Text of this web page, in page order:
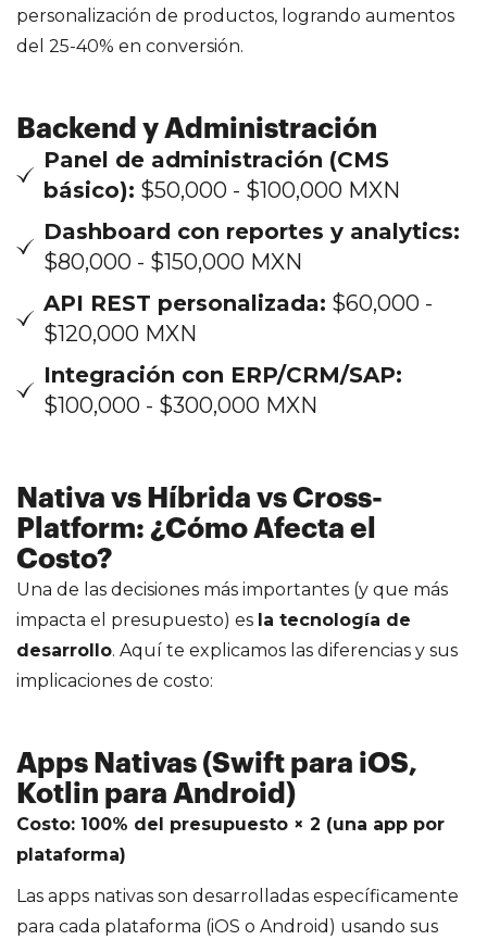
personalización de productos, logrando aumentos
del 25-40% en conversión.
Backend y Administración
Panel de administración (CMS
básico): $50,000 - $100,000 MXN
Dashboard con reportes y analytics:
$80,000 - $150,000 MXN
API REST personalizada: $60,000 -
$120,000 MXN
Integración con ERP/CRM/SAP:
$100,000 - $300,000 MXN
Nativa vs Híbrida vs Cross-
Platform: ¿Cómo Afecta el
Costo?
Una de las decisiones más importantes (y que más
impacta el presupuesto) es la tecnología de
desarrollo. Aquí te explicamos las diferencias y sus
implicaciones de costo:
Apps Nativas (Swift para iOS,
Kotlin para Android)
Costo: 100% del presupuesto × 2 (una app por
plataforma)
Las apps nativas son desarrolladas específicamente
para cada plataforma (iOS o Android) usando sus